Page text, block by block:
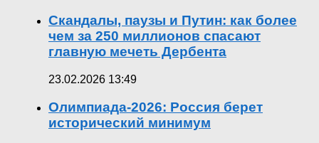
Скандалы, паузы и Путин: как более
чем за 250 миллионов спасают
главную мечеть Дербента
23.02.2026 13:49
Олимпиада-2026: Россия берет
исторический минимум